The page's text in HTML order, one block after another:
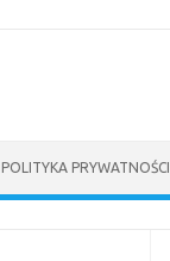
POLITYKA PRYWATNOŚCI